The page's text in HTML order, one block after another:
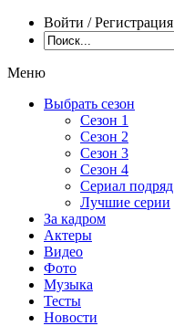
Войти / Регистрация
Меню
Выбрать сезон
Сезон 1
Сезон 2
Сезон 3
Сезон 4
Сериал подряд
Лучшие серии
За кадром
Актеры
Видео
Фото
Музыка
Тесты
Новости